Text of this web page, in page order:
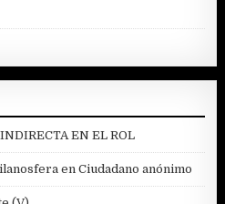
EN EL ROL
enCiudadano anónimo